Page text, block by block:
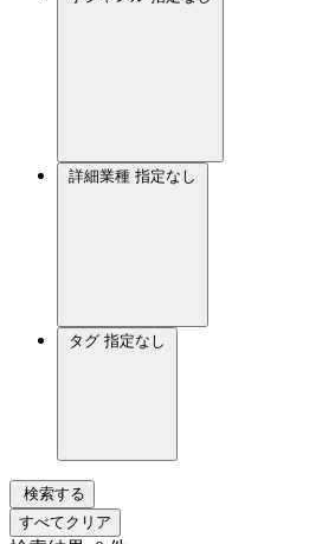
詳細業種 指定なし
タグ 指定なし
検索する
すべてクリア